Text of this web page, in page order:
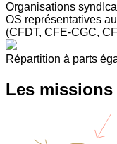
Organisations
OS représentatives
(CFDT, CFE-CGC,
Répartition à parts
Les